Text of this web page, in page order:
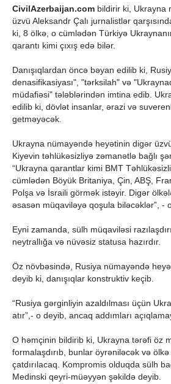
CivilAzerbaijan.com bildirir ki, Ukrayna
üzvü Aleksandr Çalı jurnalistlər
ki, 8 ölkə, o cümlədən Türkiyə
qarantı kimi çıxış edə bilər.
Danışıqlardan öncə bəyan edilib ki,
denasifikasiyası", "tərksilah" və
müdafiəsi" tələblərindən imtina edib.
edilib ki, dövlət insanlar, ərazi və
getməyəcək.
Ukrayna nümayəndə heyətinin digər
Kiyevin təhlükəsizliyə zəmanətlə bağlı
“Ukrayna qarantlar kimi BMT
cümlədən Böyük Britaniya, Çin, ABŞ,
Polşa və İsraili görmək istəyir. Digər
əsasən müqaviləyə qoşula biləcəklər”, -
Eyni zamanda, sülh müqaviləsi
neytrallığa və nüvəsiz statusa hazırdır.
Öz növbəsində, Rusiya nümayəndə
deyib ki, danışıqlar konstruktiv keçib.
“Rusiya gərginliyin azaldılması üçün
atır”,- o deyib, ancaq addımları
O həmçinin bildirib ki, Ukrayna tərəfi öz
formalaşdırıb, bunlar öyrəniləcək və
çatdırılacaq. Kompromis olduqda sülh
Medinski qeyri-müəyyən şəkildə deyib.